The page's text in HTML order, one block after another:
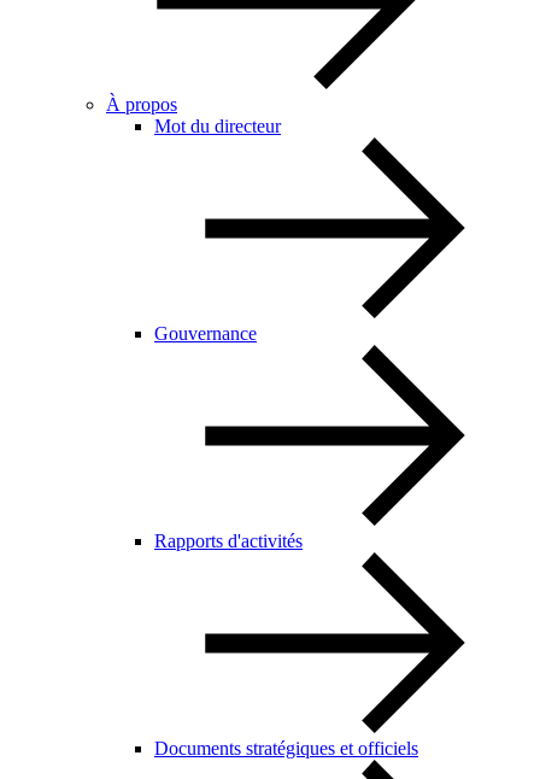
À propos
Mot du directeur
Gouvernance
Rapports d'activités
Documents stratégiques et officiels